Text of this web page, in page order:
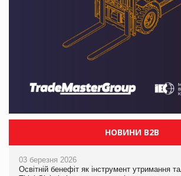
НОВИНИ B2B
03 березня 2026
Освітній бенефіт як інструмент утримання